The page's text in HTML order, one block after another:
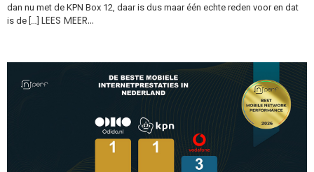
dan nu met de KPN Box 12, daar is dus maar één echte reden voor en dat
is de […] LEES MEER…